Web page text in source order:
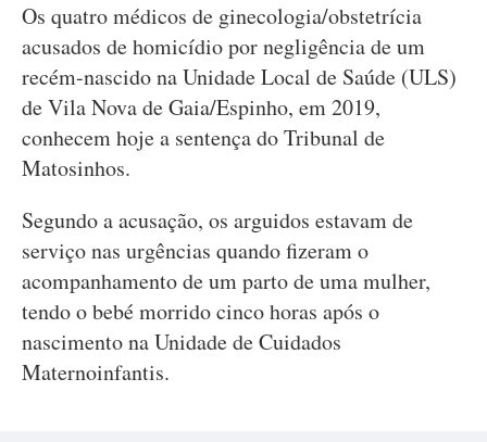
Os quatro médicos de ginecologia/obstetrícia
acusados de homicídio por negligência de um
recém-nascido na Unidade Local de Saúde (ULS)
de Vila Nova de Gaia/Espinho, em 2019,
conhecem hoje a sentença do Tribunal de
Matosinhos.
Segundo a acusação, os arguidos estavam de
serviço nas urgências quando fizeram o
acompanhamento de um parto de uma mulher,
tendo o bebé morrido cinco horas após o
nascimento na Unidade de Cuidados
Maternoinfantis.